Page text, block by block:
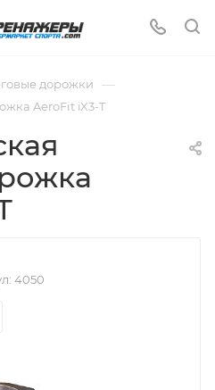
дорожки —
AeroFit iX3-T
4050